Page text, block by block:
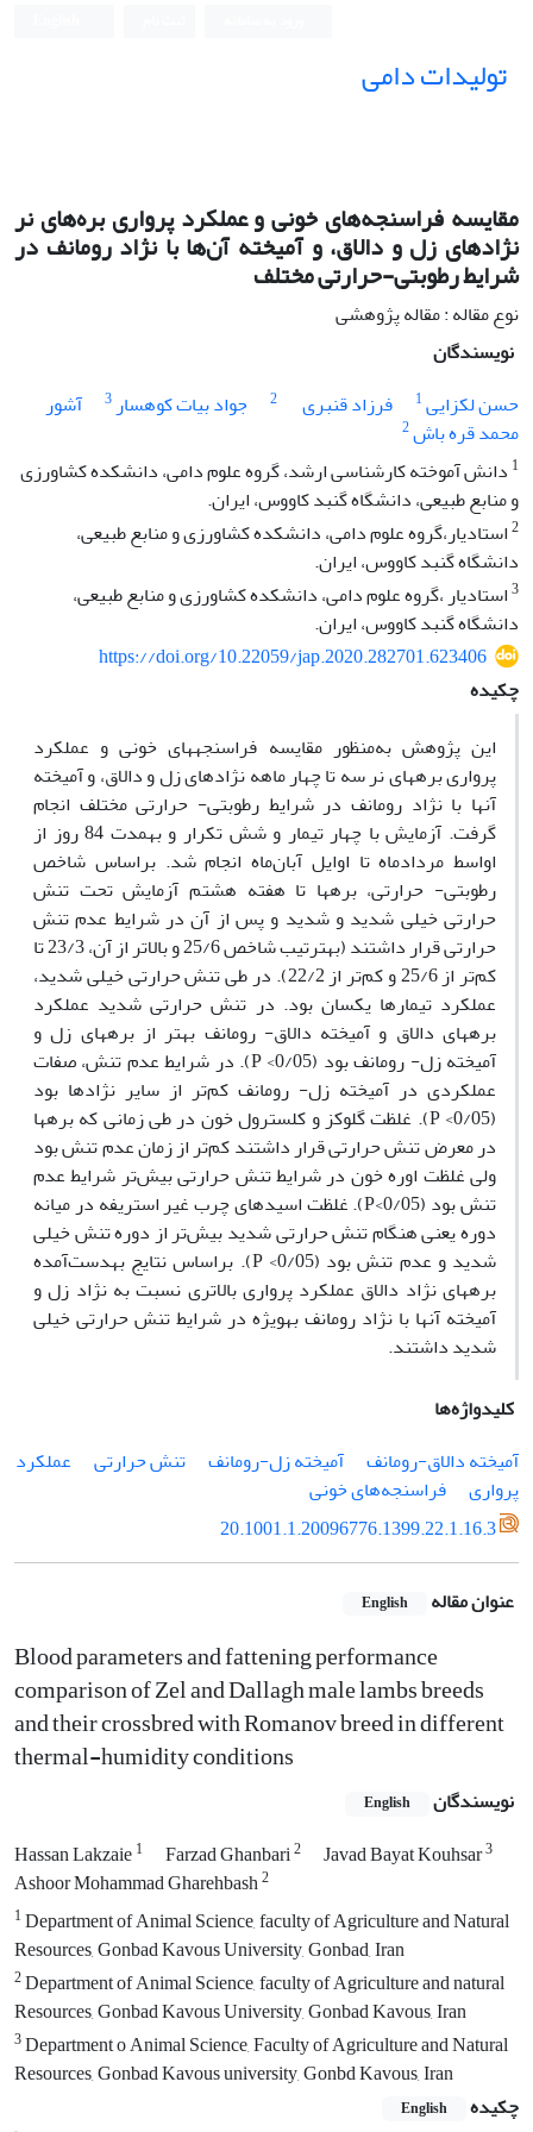
تولیدات دامی
مقایسه فراسنجه‌های خونی و عملکرد پرواری بره‌های نر
نژادهای زل و دالاق، و آمیخته آن‌ها با نژاد رومانف در
شرایط رطوبتی-حرارتی مختلف
نوع مقاله : مقاله پژوهشی
نویسندگان
حسن لکزایی1 فرزاد قنبری 2 جواد بیات کوهسار3
آشور
محمد قره باش2
1 دانش آموخته کارشناسی ارشد، گروه علوم دامی، دانشکده کشاورزی
و منابع طبیعی، دانشگاه گنبد کاووس، ایران.
2استادیار،گروه علوم دامی، دانشکده کشاورزی و منابع طبیعی،
دانشگاه گنبد کاووس، ایران.
3استادیار ،گروه علوم دامی، دانشکده کشاورزی و منابع طبیعی،
دانشگاه گنبد کاووس، ایران.
https://doi.org/10.22059/jap.2020.282701.623406
چکیده
این پژوهش به‌منظور مقایسه فراسنجه­های خونی و عملکرد
پرواری بره­های نر سه تا چهار ماهه نژادهای زل و دالاق، و آمیخته
آن­ها با نژاد رومانف در شرایط رطوبتی- حرارتی مختلف انجام
گرفت. آزمایش با چهار تیمار و شش تکرار و به­مدت 84 روز از
اواسط مردادماه تا اوایل آبان‌ماه انجام شد. براساس شاخص
رطوبتی- حرارتی، بره­­ها تا هفته هشتم آزمایش تحت تنش
حرارتی خیلی شدید و شدید و پس از آن در شرایط عدم تنش
حرارتی قرار داشتند (به­ترتیب شاخص 25/6 و بالاتر از آن، 23/3 تا
کم‏‌‏تر از 25/6 و کم‏‌‏تر از 22/2). در طی تنش حرارتی خیلی شدید،
عملکرد تیمارها یکسان بود. در تنش حرارتی شدید عملکرد
بره­های دالاق و آمیخته دالاق- رومانف بهتر از بره­های زل و
آمیخته زل- رومانف بود (0/05> P). در شرایط عدم تنش، صفات
عملکردی در آمیخته زل- رومانف کم‏‌‏تر از سایر نژادها بود
(0/05> P). غلظت گلوکز و کلسترول خون در طی زمانی که بره­ها
در معرض تنش حرارتی قرار داشتند کم‏‌‏تر از زمان عدم تنش بود
ولی غلظت اوره خون در شرایط تنش حرارتی بیش‏‌‏تر شرایط عدم
تنش بود (0/05>P). غلظت اسیدهای چرب غیر استریفه در میانه
دوره یعنی هنگام تنش حرارتی شدید بیش‏‌‏تر از دوره تنش خیلی
شدید و عدم تنش بود (0/05> P). براساس نتایج به­دست‌آمده
بره­های نژاد دالاق عملکرد پرواری بالاتری نسبت به نژاد زل و
آمیخته آن­ها با نژاد رومانف به­ویژه در شرایط تنش حرارتی خیلی
شدید داشتند.
کلیدواژه‌ها
آمیخته دالاق-رومانف
آمیخته زل-رومانف تنش حرارتی
عملکرد
پرواری
فراسنجه‌های خونی
20.1001.1.20096776.1399.22.1.16.3
عنوان مقاله English
Blood parameters and fattening performance
comparison of Zel and Dallagh male lambs breeds
and their crossbred with Romanov breed in different
thermal-humidity conditions
نویسندگان English
Hassan Lakzaie1 Farzad Ghanbari2 Javad Bayat Kouhsar3
Ashoor Mohammad Gharehbash2
1Department of Animal Science, faculty of Agriculture and Natural
Resources, Gonbad Kavous University, Gonbad, Iran
2Department of Animal Science, faculty of Agriculture and natural
Resources, Gonbad Kavous University, Gonbad Kavous, Iran
3Department o Animal Science, Faculty of Agriculture and Natural
Resources, Gonbad Kavous university, Gonbd Kavous, Iran
چکیده
English